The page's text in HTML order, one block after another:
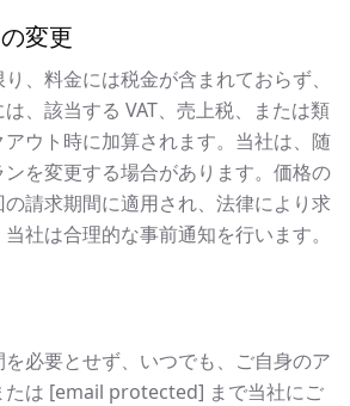
変更
、料金には税金が含まれておらず、
、該当する VAT、売上税、または類
ウト時に加算されます。当社は、随
を変更する場合があります。価格の
請求期間に適用され、法律により求
社は合理的な事前通知を行います。
必要とせず、いつでも、ご自身のア
たは [email protected] まで当社にご